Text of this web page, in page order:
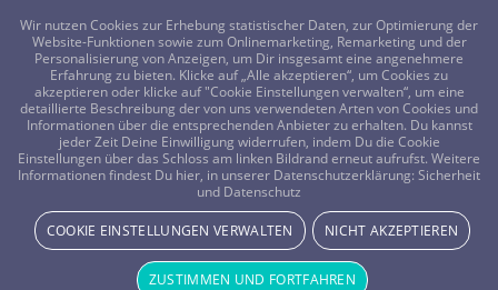
FRAGEN? KOSTENLOS ANRUFEN: 0800-8478266
Schlagwortarchiv für: Liebe
Wir nutzen Cookies zur Erhebung statistischer Daten, zur Optimierung der
Website-Funktionen sowie zum Onlinemarketing, Remarketing und der
Personalisierung von Anzeigen, um Dir insgesamt eine angenehmere
Erfahrung zu bieten. Klicke auf „Alle akzeptieren“, um Cookies zu
akzeptieren oder klicke auf "Cookie Einstellungen verwalten“, um eine
detaillierte Beschreibung der von uns verwendeten Arten von Cookies und
Informationen über die entsprechenden Anbieter zu erhalten. Du kannst
jeder Zeit Deine Einwilligung widerrufen, indem Du die Cookie
Einstellungen über das Schloss am linken Bildrand erneut aufrufst. Weitere
Informationen findest Du hier, in unserer Datenschutzerklärung: Sicherheit
und Datenschutz
COOKIE EINSTELLUNGEN VERWALTEN NICHT AKZEPTIEREN
ZUSTIMMEN UND FORTFAHREN